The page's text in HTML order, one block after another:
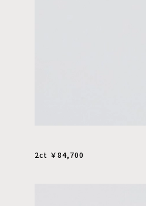
2ct ￥84,700